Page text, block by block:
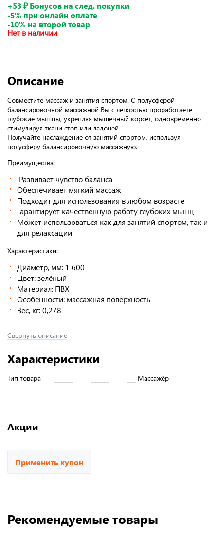
+53 ₽ Бонусов на след. покупки
-5% при онлайн оплате
-10% на второй товар
Нет в наличии
Описание
Совместите массаж и занятия спортом. С полусферой
балансировочной массажной Вы с легкостью проработаете
глубокие мышцы, укрепляя мышечный корсет, одновременно
стимулируя ткани стоп или ладоней.
Получайте наслаждение от занятий спортом, используя
полусферу балансировочную массажную.
Преимущества:
Развивает чувство баланса
Обеспечивает мягкий массаж
Подходит для использования в любом возрасте
Гарантирует качественную работу глубоких мышц
Может использоваться как для занятий спортом, так и
для релаксации
Характеристики:
Диаметр, мм: 1 600
Цвет: зелёный
Материал: ПВХ
Особенности: массажная поверхность
Вес, кг: 0,278
Свернуть описание
Характеристики
Тип товара Массажёр
Акции
Применить купон
Рекомендуемые товары